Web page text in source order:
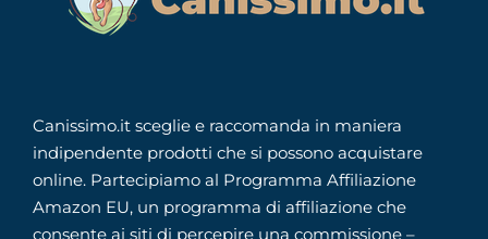
Canissimo.it sceglie e raccomanda in maniera
indipendente prodotti che si possono acquistare
online. Partecipiamo al Programma Affiliazione
Amazon EU, un programma di affiliazione che
consente ai siti di percepire una commissione –